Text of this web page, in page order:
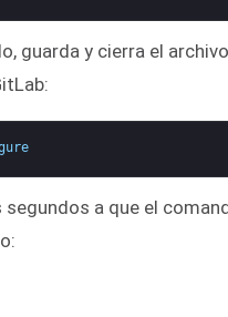
guarda y cierra el
a que el